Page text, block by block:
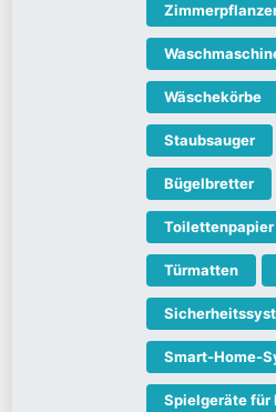
Wäschekörbe
Staubsauger
Bügelbretter
Toilettenpapier
Türmatten
Smart-Home-
Spielgeräte für